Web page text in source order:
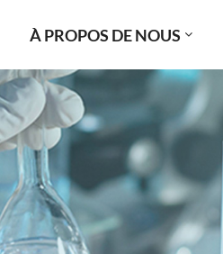
À PROPOS DE NOUS